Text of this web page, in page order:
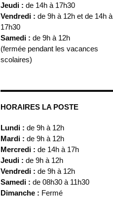
Jeudi : de 14h à 17h30
Vendredi : de 9h à 12h et de 14h à
17h30
Samedi : de 9h à 12h
(fermée pendant les vacances
scolaires)
HORAIRES LA POSTE
Lundi : de 9h à 12h
Mardi : de 9h à 12h
Mercredi : de 14h à 17h
Jeudi : de 9h à 12h
Vendredi : de 9h à 12h
Samedi : de 08h30 à 11h30
Dimanche : Fermé